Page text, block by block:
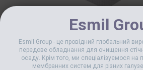
Esmil
Esmil Group - це провідний глобальний
передове обладнання для очищення
осаду. Крім того, ми спеціалізуємося на
мембранних систем для різних